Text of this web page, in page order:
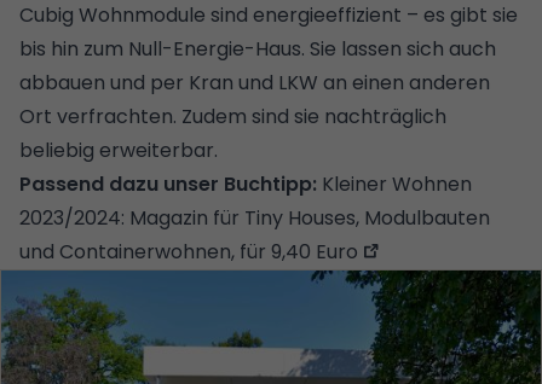
Cubig Wohnmodule sind energieeffizient – es gibt sie
bis hin zum Null-Energie-Haus. Sie lassen sich auch
abbauen und per Kran und LKW an einen anderen
Ort verfrachten. Zudem sind sie nachträglich
beliebig erweiterbar.
Passend dazu unser Buchtipp: Kleiner Wohnen
2023/2024: Magazin für Tiny Houses, Modulbauten
und Containerwohnen, für 9,40 Euro